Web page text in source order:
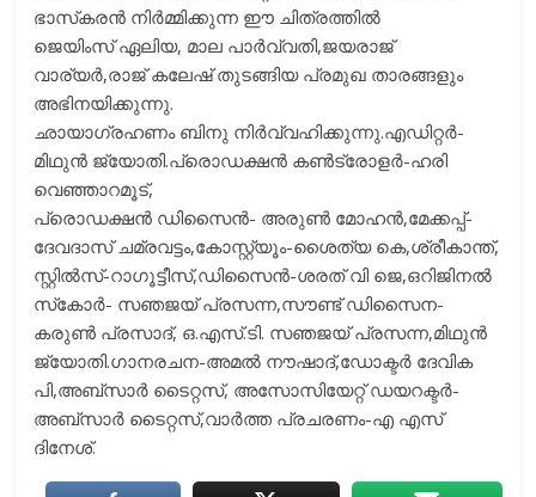
ഭാസ്‌കരന്‍ നിര്‍മ്മിക്കുന്ന ഈ ചിത്രത്തിൽ
ജെയിംസ് ഏലിയ, മാല പാര്‍വ്വതി,ജയരാജ്
വാര്യര്‍,രാജ് കലേഷ് തുടങ്ങിയ പ്രമുഖ താരങ്ങളും
അഭിനയിക്കുന്നു.
ഛായാഗ്രഹണം ബിനു നിർവ്വഹിക്കുന്നു.എഡിറ്റർ-
മിഥുൻ ജ്യോതി.പ്രൊഡക്ഷന്‍ കണ്‍ട്രോളര്‍-ഹരി
വെഞ്ഞാറമൂട്,
പ്രൊഡക്ഷന്‍ ഡിസൈന്‍- അരുണ്‍ മോഹന്‍,മേക്കപ്പ്-
ദേവദാസ് ചമ്രവട്ടം,കോസ്റ്റ്യൂം-ശൈത്യ കെ,ശ്രീകാന്ത്,
സ്റ്റിൽസ്-റാഗൂട്ടീസ്,ഡിസൈൻ-ശരത് വി ജെ,ഒറിജിനല്‍
സ്‌കോര്‍- സഞജയ് പ്രസന്ന,സൗണ്ട് ഡിസൈന-
കരുണ്‍ പ്രസാദ്, ഒ.എസ്.ടി. സഞജയ് പ്രസന്ന,മിഥുന്‍
ജ്യോതി.ഗാനരചന-അമല്‍ നൗഷാദ്,ഡോക്ടർ ദേവിക
പി,അബ്‌സാര്‍ ടൈറ്റസ്, അസോസിയേറ്റ് ഡയറക്ടർ-
അബ്‌സാര്‍ ടൈറ്റസ്,വാർത്ത പ്രചരണം-എ എസ്
ദിനേശ്.